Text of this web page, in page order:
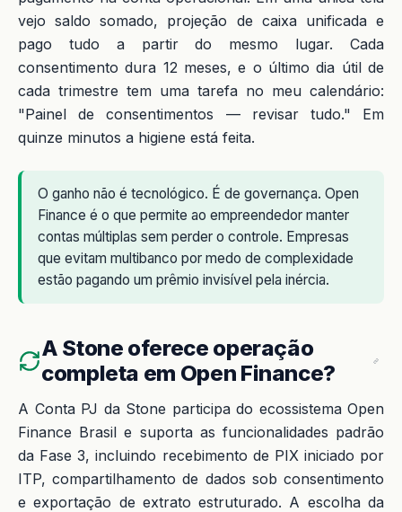
vejo saldo somado, projeção de caixa unificada e
pago tudo a partir do mesmo lugar. Cada
consentimento dura 12 meses, e o último dia útil de
cada trimestre tem uma tarefa no meu calendário:
"Painel de consentimentos — revisar tudo." Em
quinze minutos a higiene está feita.
O ganho não é tecnológico. É de governança. Open
Finance é o que permite ao empreendedor manter
contas múltiplas sem perder o controle. Empresas
que evitam multibanco por medo de complexidade
estão pagando um prêmio invisível pela inércia.
A Stone oferece operação
completa em Open Finance?
A Conta PJ da Stone participa do ecossistema Open
Finance Brasil e suporta as funcionalidades padrão
da Fase 3, incluindo recebimento de PIX iniciado por
ITP, compartilhamento de dados sob consentimento
e exportação de extrato estruturado. A escolha da